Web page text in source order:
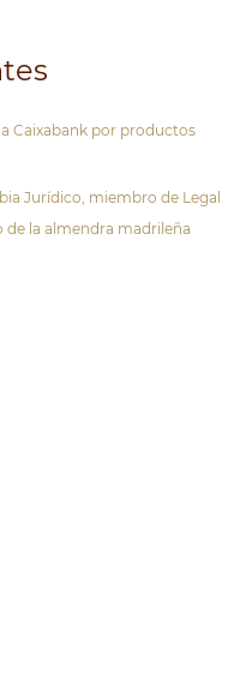
Caixabank por productos
Jurídico, miembro de Legal
de la almendra madrileña